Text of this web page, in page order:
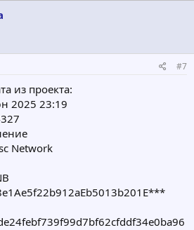
#7
из проекта:
2025 23:19
Network